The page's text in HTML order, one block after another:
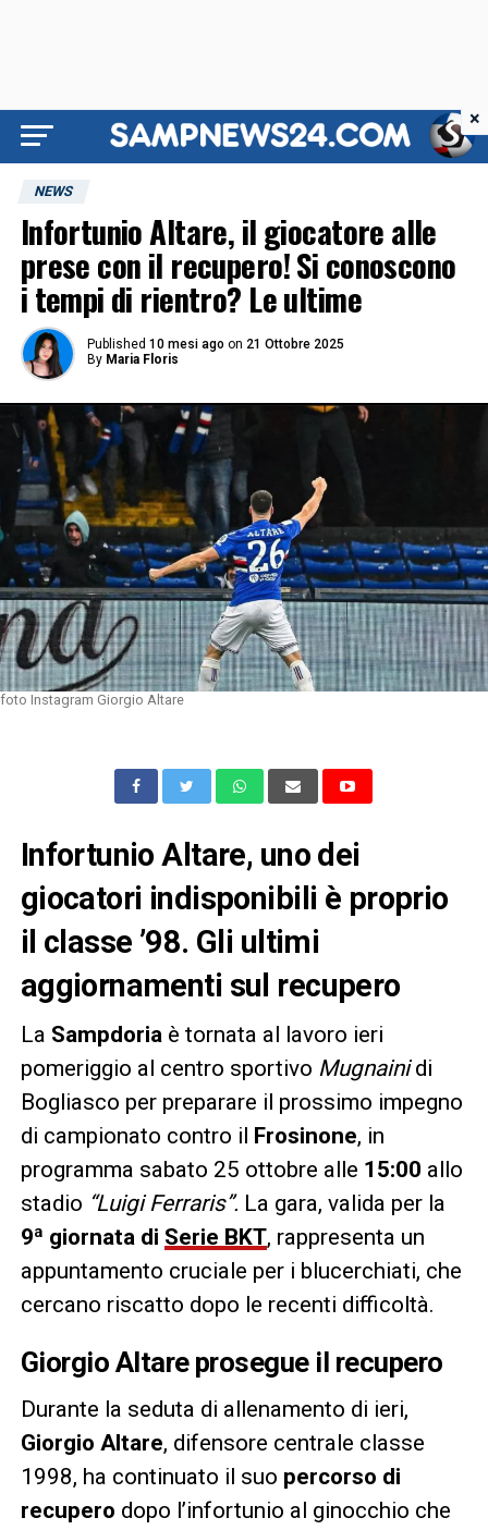
NEWS
Infortunio Altare, il giocatore alle
prese con il recupero! Si conoscono
i tempi di rientro? Le ultime
Published 10 mesi ago on 21 Ottobre 2025
By Maria Floris
foto Instagram Giorgio Altare
Infortunio Altare, uno dei
giocatori indisponibili è proprio
il classe ’98. Gli ultimi
aggiornamenti sul recupero
La Sampdoriaè tornata al lavoro ieri
pomeriggio al centro sportivo Mugnainidi
Bogliasco per preparare il prossimo impegno
di campionato contro il Frosinone, in
programma sabato 25 ottobre alle 15:00 allo
stadio “Luigi Ferraris”. La gara, valida per la
9ª giornata di Serie BKT, rappresenta un
appuntamento cruciale per i blucerchiati, che
cercano riscatto dopo le recenti difficoltà.
Giorgio Altare prosegue il recupero
Durante la seduta di allenamento di ieri,
Giorgio Altare, difensore centrale classe
1998, ha continuato il suo percorso di
recupero dopo l’infortunio al ginocchio che
×